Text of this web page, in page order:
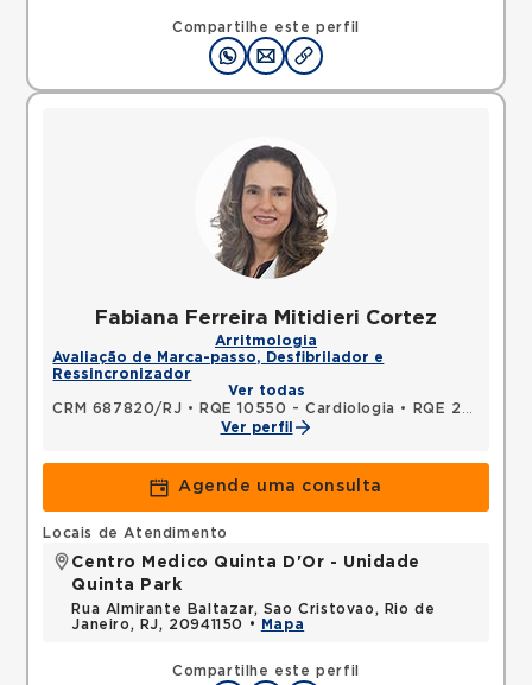
Compartilhe este perfil
Fabiana Ferreira Mitidieri Cortez
Arritmologia
Avaliação de Marca-passo, Desfibrilador e
Ressincronizador
Ver todas
CRM 687820/RJ • RQE 10550 - Cardiologia •
RQE 27346 - Clínica médica
Ver perfil
Agende uma consulta
Compartilhe este perfil
Locais de Atendimento
Centro Medico Quinta D'Or - Unidade
Quinta Park
Rua Almirante Baltazar, Sao Cristovao, Rio de
Janeiro, RJ, 20941150 •
Mapa